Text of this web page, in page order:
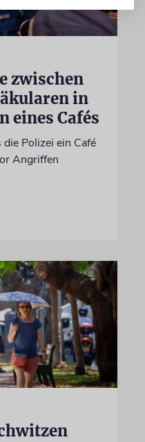
zwischen
in
eines Cafés
Polizei ein Café
Angriffen